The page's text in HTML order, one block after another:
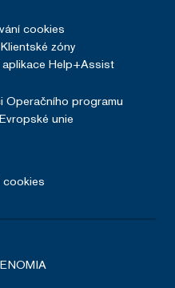
cookies
zóny
Help+Assist
Operačního programu
unie
cookies